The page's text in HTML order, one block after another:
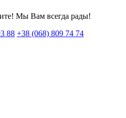
Мы Вам всегда рады!
88 +38 (068) 809 74 74